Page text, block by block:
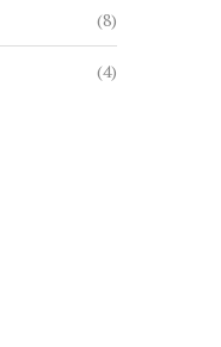
(8)
(4)